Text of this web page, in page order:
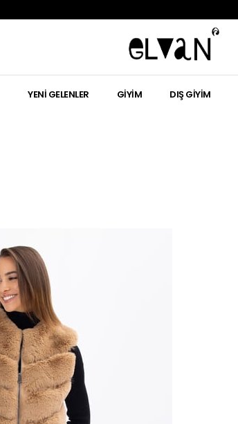
YENI GELENLER GIYIM DIŞ GIYIM